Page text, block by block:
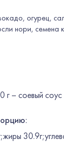
огурец,
нори, семена
г – соевый соус